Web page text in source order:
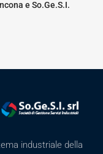
e So.Ge.S.I.
industriale della